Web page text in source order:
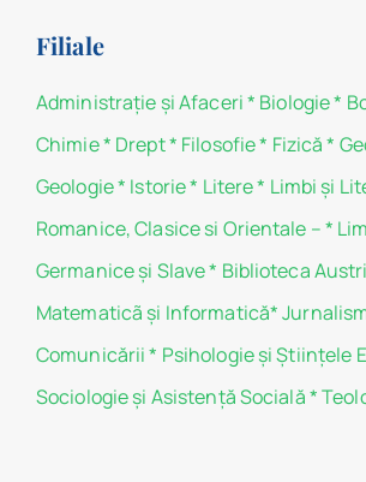
Filiale
Administraţie şi Afaceri* Biologie*
Chimie* Drept* Filosofie* Fizică *
Geologie* Istorie* Litere* Limbi și
Romanice, Clasice si Orientale –*
Germanice şi Slave* Biblioteca
Matematicã și Informatică*
Comunicării * Psihologie şi Ştiinţele
Sociologie şi Asistenţă Socială*